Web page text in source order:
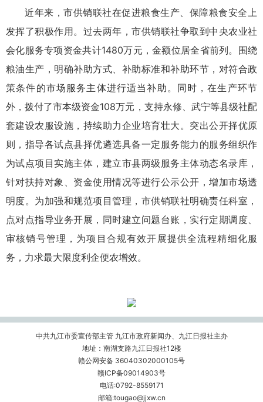
近年来，市供销联社在促进粮食生产、保障粮食安全上
发挥了积极作用。过去两年，市供销联社争取到中央农业社
会化服务专项资金共计1480万元，金额位居全省前列。围绕
粮油生产，明确补助方式、补助标准和补助环节，对符合政
策条件的市场服务主体进行适当补助。同时，在生产环节
外，拨付了市本级资金108万元，支持永修、武宁等县级社配
套建设农服设施，持续助力企业培育壮大。突出公开择优原
则，指导各试点县择优遴选具备一定服务能力的服务组织作
为试点项目实施主体，建立市县两级服务主体动态名录库，
针对扶持对象、资金使用情况等进行公示公开，增加市场透
明度。为加强和规范项目管理，市供销联社明确责任科室，
点对点指导业务开展，同时建立问题台账，实行定期调度、
审核销号管理，为项目合规有效开展提供全流程精细化服
务，力求最大限度利企便农增效。
中共九江市委宣传部主管 九江市政府新闻办、九江日报社主办
地址：南湖支路九江日报社12楼
赣公网安备 36040302000105号
赣ICP备09014903号
电话:0792-8559171
邮箱:tougao@jjxw.cn